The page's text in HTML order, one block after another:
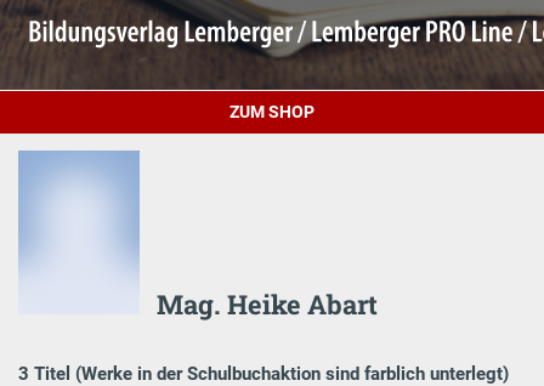
ZUM SHOP
Mag. Heike Abart
3 Titel (Werke in der Schulbuchaktion sind farblich unterlegt)